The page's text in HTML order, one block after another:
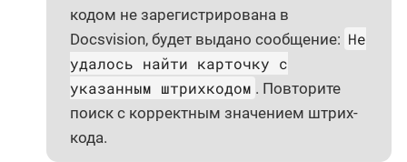
кодом не зарегистрирована в
Docsvision, будет выдано сообщение: Не
удалось найти карточку с
указанным штрихкодом . Повторите
поиск с корректным значением штрих-
кода.